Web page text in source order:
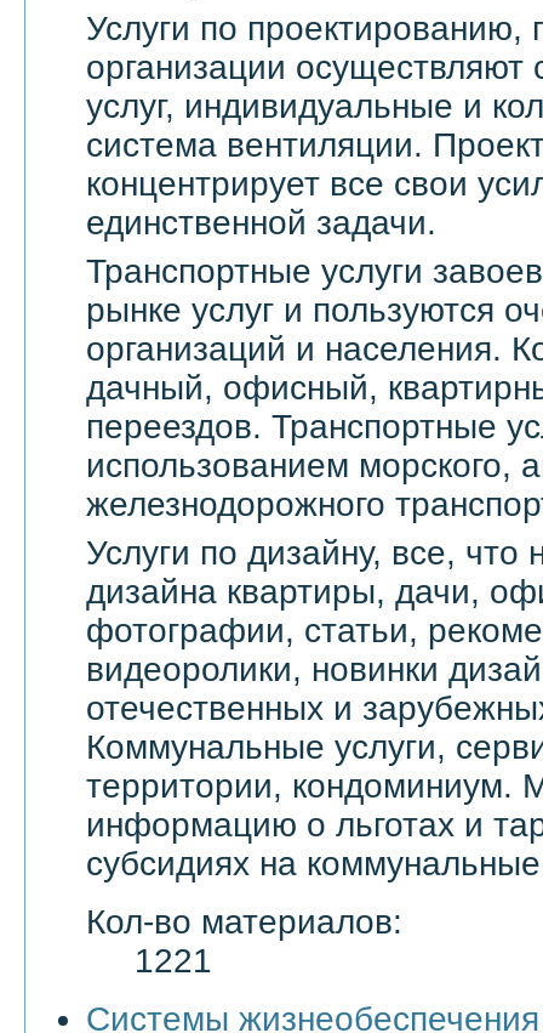
Услуги по проектированию,
организации осуществляют
услуг, индивидуальные и
система вентиляции.
концентрирует все свои
единственной задачи.
Транспортные услуги
рынке услуг и пользуются
организаций и населения.
дачный, офисный,
переездов. Транспортные
использованием морского,
железнодорожного
Услуги по дизайну, все, что
дизайна квартиры, дачи,
фотографии, статьи,
видеоролики, новинки
отечественных и
Коммунальные услуги,
территории, кондоминиум.
информацию о льготах и
субсидиях на коммунальные
Кол-во материалов:
1221
Системы